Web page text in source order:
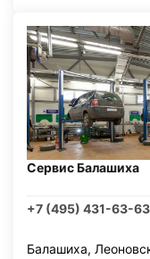
Сервис Балашиха
+7 (495) 431-63-63
Балашиха,